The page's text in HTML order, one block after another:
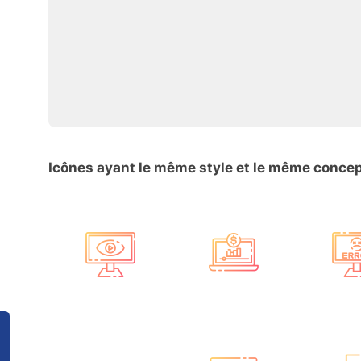
Icônes ayant le même style et le même